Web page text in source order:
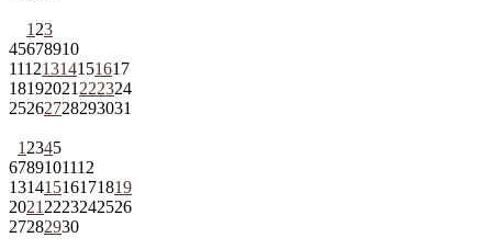
1 23
45678910
11121314151617
18192021 222324
25262728293031
1 2345
6789101112
13141516171819
2021 2223242526
27282930